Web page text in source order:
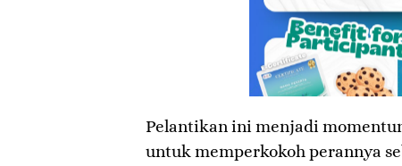
​Pelantikan ini menjadi
untuk memperkokoh perannya